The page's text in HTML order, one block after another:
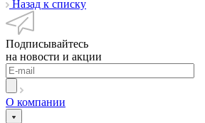
Назад к списку
Подписывайтесь
на новости и акции
О компании